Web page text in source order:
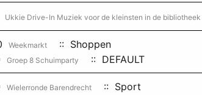
Ukkie Drive-In Muziek voor de kleinsten in de bibliotheek
Weekmarkt
:: Shoppen
Groep 8 Schuimparty :: DEFAULT
Wielerronde Barendrecht
:: Sport